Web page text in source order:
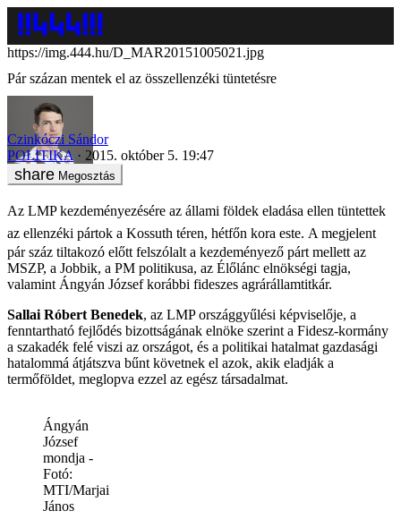
https://img.444.hu/D_MAR20151005021.jpg
Pár százan mentek el az összellenzéki tüntetésre
Czinkóczi Sándor
POLITIKA
2015. október 5. 19:47
Megosztás
Az LMP kezdeményezésére az állami földek eladása ellen tüntettek
az ellenzéki pártok a Kossuth téren, hétfőn kora este. A megjelent
pár száz tiltakozó előtt felszólalt a kezdeményező párt mellett az
MSZP, a Jobbik, a PM politikusa, az Élőlánc elnökségi tagja,
valamint Ángyán József korábbi fideszes agrárállamtitkár.
Sallai Róbert Benedek, az LMP országgyűlési képviselője, a
fenntartható fejlődés bizottságának elnöke szerint a Fidesz-kormány
a szakadék felé viszi az országot, és a politikai hatalmat gazdasági
hatalommá átjátszva bűnt követnek el azok, akik eladják a
termőföldet, meglopva ezzel az egész társadalmat.
Ángyán
József
mondja -
Fotó:
MTI/Marjai
János